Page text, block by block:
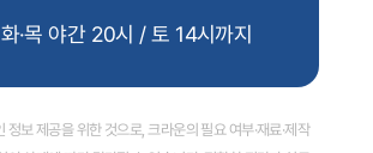
화·목 야간 20시 / 토 14시까지
정보 제공을 위한 것으로, 크라운의 필요 여부·재료·제작